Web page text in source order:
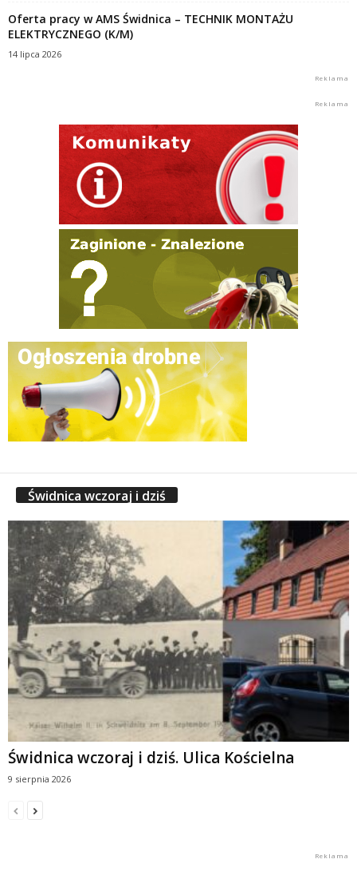
Oferta pracy w AMS Świdnica – TECHNIK MONTAŻU
ELEKTRYCZNEGO (K/M)
14 lipca 2026
Świdnica wczoraj i dziś
Świdnica wczoraj i dziś. Ulica Kościelna
9 sierpnia 2026